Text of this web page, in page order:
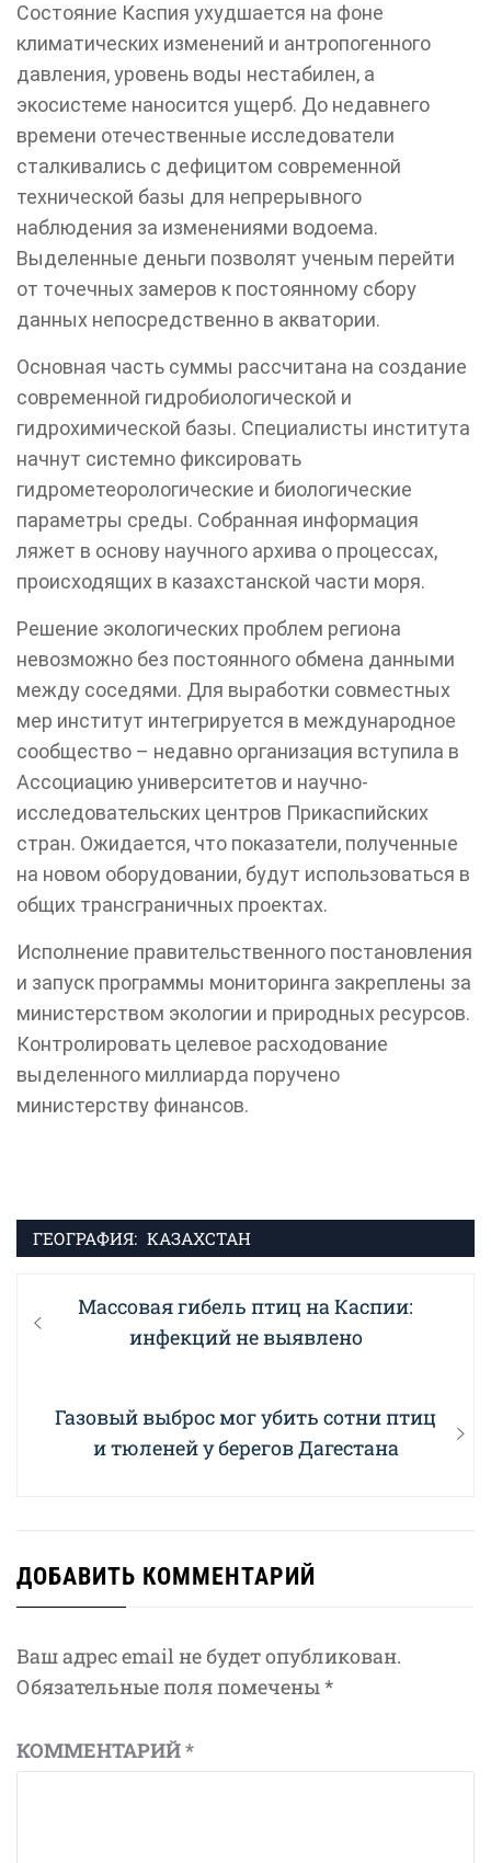
Состояние Каспия ухудшается на фоне
климатических изменений и антропогенного
давления, уровень воды нестабилен, а
экосистеме наносится ущерб. До недавнего
времени отечественные исследователи
сталкивались с дефицитом современной
технической базы для непрерывного
наблюдения за изменениями водоема.
Выделенные деньги позволят ученым перейти
от точечных замеров к постоянному сбору
данных непосредственно в акватории.
Основная часть суммы рассчитана на создание
современной гидробиологической и
гидрохимической базы. Специалисты института
начнут системно фиксировать
гидрометеорологические и биологические
параметры среды. Собранная информация
ляжет в основу научного архива о процессах,
происходящих в казахстанской части моря.
Решение экологических проблем региона
невозможно без постоянного обмена данными
между соседями. Для выработки совместных
мер институт интегрируется в международное
сообщество – недавно организация вступила в
Ассоциацию университетов и научно-
исследовательских центров Прикаспийских
стран. Ожидается, что показатели, полученные
на новом оборудовании, будут использоваться в
общих трансграничных проектах.
Исполнение правительственного постановления
и запуск программы мониторинга закреплены за
министерством экологии и природных ресурсов.
Контролировать целевое расходование
выделенного миллиарда поручено
министерству финансов.
ГЕОГРАФИЯ: КАЗАХСТАН
Навигация
по
Previous
Массовая гибель птиц на Каспии:
инфекций не выявлено
Next
post:
Газовый выброс мог убить сотни птиц
и тюленей у берегов Дагестана
ДОБАВИТЬ КОММЕНТАРИЙ
Ваш адрес email не будет опубликован.
Обязательные поля помечены*
КОММЕНТАРИЙ*